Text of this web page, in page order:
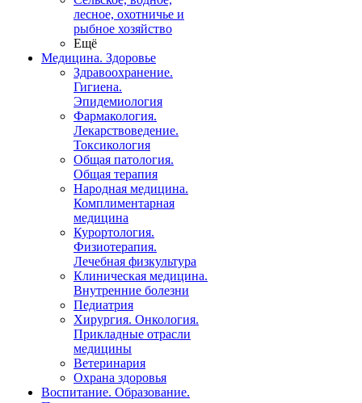
лесное, охотничье и
рыбное хозяйство
Ещё
Медицина. Здоровье
Здравоохранение.
Гигиена.
Эпидемиология
Фармакология.
Лекарствоведение.
Токсикология
Общая патология.
Общая терапия
Народная медицина.
Комплиментарная
медицина
Курортология.
Физиотерапия.
Лечебная физкультура
Клиническая медицина.
Внутренние болезни
Педиатрия
Хирургия. Онкология.
Прикладные отрасли
медицины
Ветеринария
Охрана здоровья
Воспитание. Образование.